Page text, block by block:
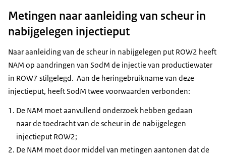
Metingen naar aanleiding van scheur in
nabijgelegen injectieput
Naar aanleiding van de scheur in nabijgelegen put ROW2 heeft
NAM op aandringen van SodM de injectie van productiewater
in ROW7 stilgelegd. Aan de heringebruikname van deze
injectieput, heeft SodM twee voorwaarden verbonden:
De NAM moet aanvullend onderzoek hebben gedaan
naar de toedracht van de scheur in de nabijgelegen
injectieput ROW2;
De NAM moet door middel van metingen aantonen dat de